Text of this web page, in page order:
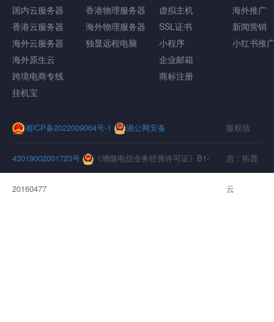
国内云服务器
香港云服务器
海外云服务器
海外原生云
跨境电商专线
挂机宝
香港物理服务器
海外物理服务器
独显远程电脑
虚拟主机
SSL证书
小程序
企业邮箱
商标注册
海外推广
新闻营销
小红书推
湘ICP备2022009064号-1 湘公网安备
43019002001723号 《增值电信业务经营许可证》B1-
20160477
版权信
息：拓普
云